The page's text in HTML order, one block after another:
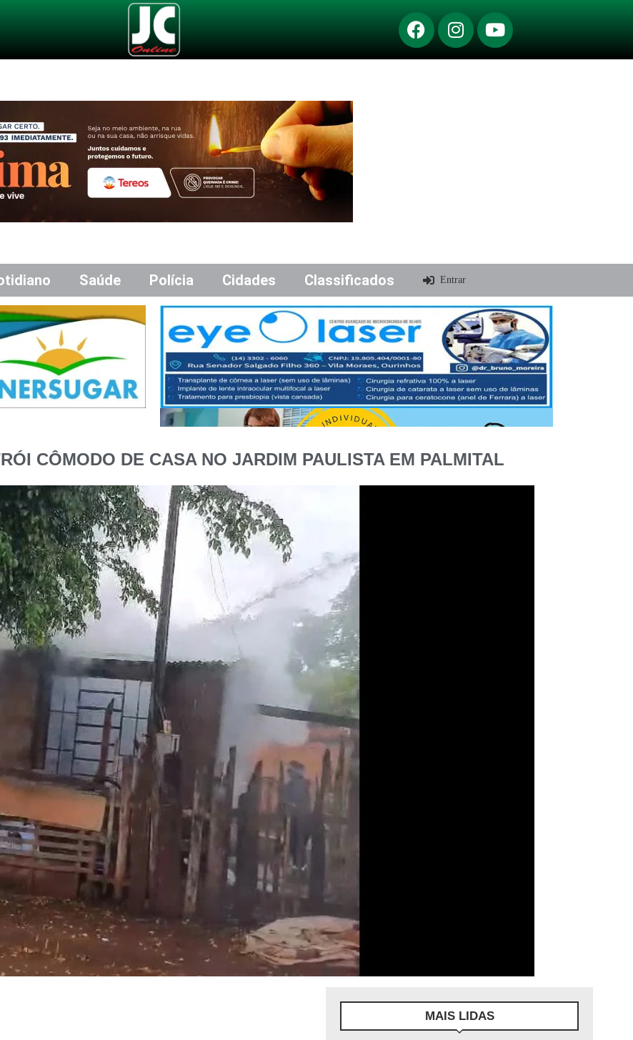
Saúde Polícia Cidades Classificados Entrar
CÔMODO DE CASA NO JARDIM PAULISTA EM PALMITAL
MAIS LIDAS